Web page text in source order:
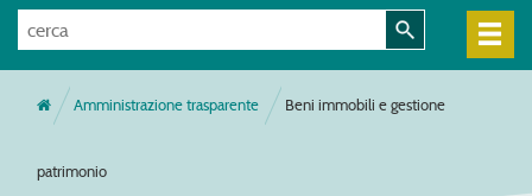
Amministrazione trasparente Beni immobili e gestione
patrimonio